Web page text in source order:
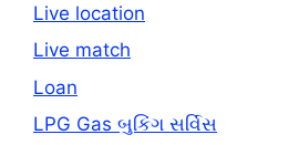
Live location
Live match
Loan
LPG Gas બુકિંગ સર્વિસ